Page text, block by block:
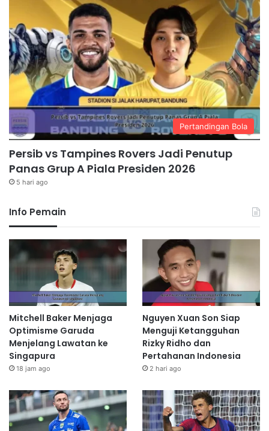
Pertandingan Bola
Persib vs Tampines Rovers Jadi Penutup
Panas Grup A Piala Presiden 2026
5 hari ago
Info Pemain
Mitchell Baker Menjaga
Optimisme Garuda
Menjelang Lawatan ke
Singapura
18 jam ago
Nguyen Xuan Son Siap
Menguji Ketangguhan
Rizky Ridho dan
Pertahanan Indonesia
2 hari ago